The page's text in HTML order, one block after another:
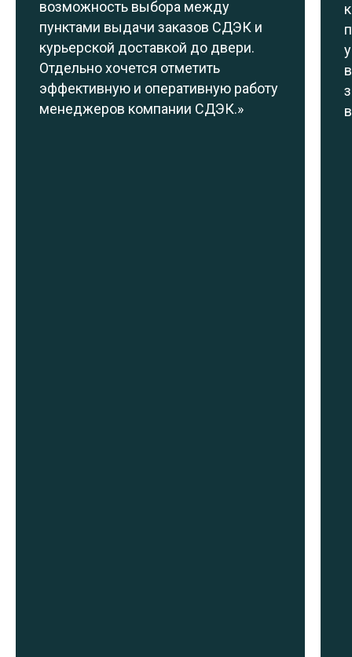
возможность выбора между
пунктами выдачи заказов СДЭК и
курьерской доставкой до двери.
Отдельно хочется отметить
эффективную и оперативную работу
менеджеров компании СДЭК.»